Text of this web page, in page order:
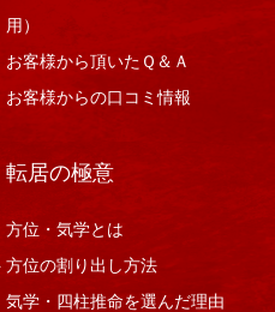
用）
お客様から頂いたＱ＆Ａ
お客様からの口コミ情報
転居の極意
方位・気学とは
方位の割り出し方法
気学・四柱推命を選んだ理由